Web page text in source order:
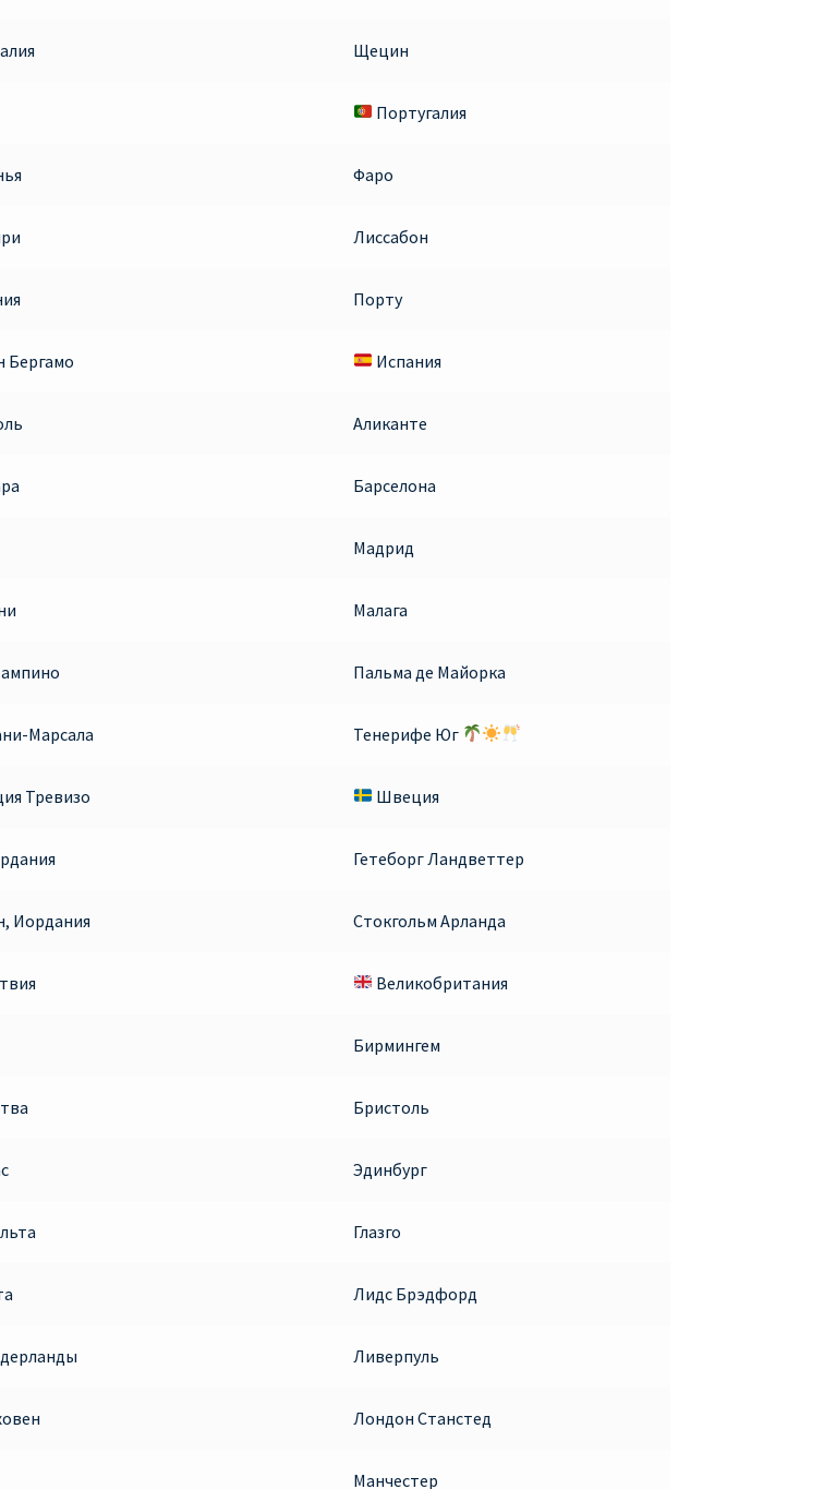
Щецин
Португалия
Фаро
Лиссабон
Порту
Бергамо Испания
Аликанте
Барселона
Мадрид
Малага
Пальма де Майорка
Марсала Тенерифе Юг
Тревизо Швеция
Гетеборг Ландветтер
Иордания Стокгольм Арланда
Великобритания
Бирмингем
Бристоль
Эдинбург
Глазго
Лидс Брэдфорд
Ливерпуль
Лондон Станстед
Манчестер